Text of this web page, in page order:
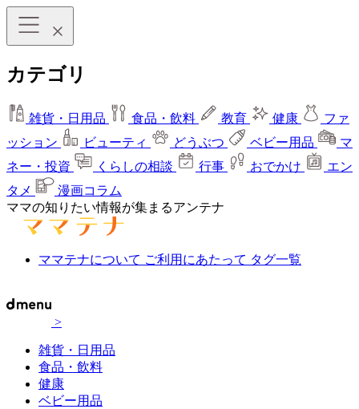
カテゴリ
雑貨・日用品 食品・飲料 教育 健康
ファ
ッション
ビューティ どうぶつ ベビー用品
マ
ネー・投資
くらしの相談 行事 おでかけ
エン
タメ
漫画コラム
ママの知りたい情報が集まるアンテナ
ママテナについて ご利用にあたって タグ一覧
>
雑貨・日用品
食品・飲料
健康
ベビー用品